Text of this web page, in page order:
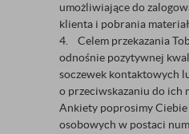
umożliwiające do
klienta i pobrania
4. Celem przekazania
odnośnie pozytywnej
soczewek kontaktowych
o przeciwskazaniu do ich
Ankiety poprosimy
osobowych w postaci